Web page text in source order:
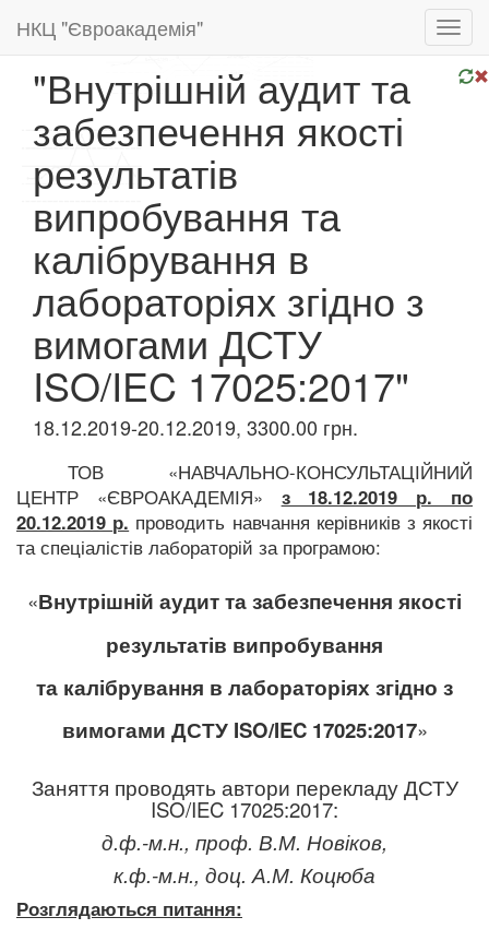
НКЦ "Євроакадемія"
"Внутрішній аудит та
забезпечення якості
результатів
випробування та
калібрування в
лабораторіях згідно з
вимогами ДСТУ
ISO/IEC 17025:2017"
18.12.2019-20.12.2019, 3300.00 грн.
ТОВ «НАВЧАЛЬНО-КОНСУЛЬТАЦІЙНИЙ
ЦЕНТР «ЄВРОАКАДЕМІЯ» з 18.12.2019 р. по
20.12.2019 р. проводить навчання керівників з якості
та спеціалістів лабораторій за програмою:
«Внутрішній аудит та забезпечення якості
результатів випробування
та калібрування в лабораторіяхзгідно з
вимогами ДСТУ ISO/IEC17025:2017»
Заняття проводять автори перекладу ДСТУ
ISO/IEC 17025:2017:
д.ф.-м.н., проф. В.М. Новіков,
к.ф.-м.н., доц. А.М. Коцюба
Розглядаються питання: